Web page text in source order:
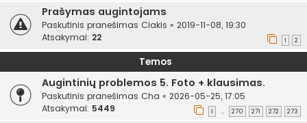
Prašymas augintojams
Paskutinis pranešimas Ciakis « 2019-11-08, 19:30
Atsakymai: 22 1 2
Temos
Augintinių problemos 5. Foto + klausimas.
Paskutinis pranešimas Cha « 2026-05-25, 17:05
Atsakymai: 5449 1 … 270 271 272 273